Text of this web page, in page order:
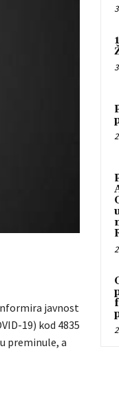
javnost
19) kod 4835
preminule, a